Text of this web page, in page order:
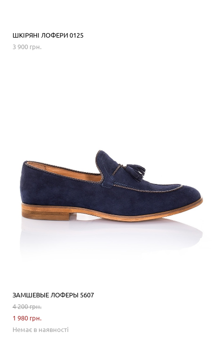
ШКІРЯНІ ЛОФЕРИ 0125
3 900 грн.
ЗАМШЕВЫЕ ЛОФЕРЫ 5607
4 200 грн.
1 980 грн.
Немає в наявності